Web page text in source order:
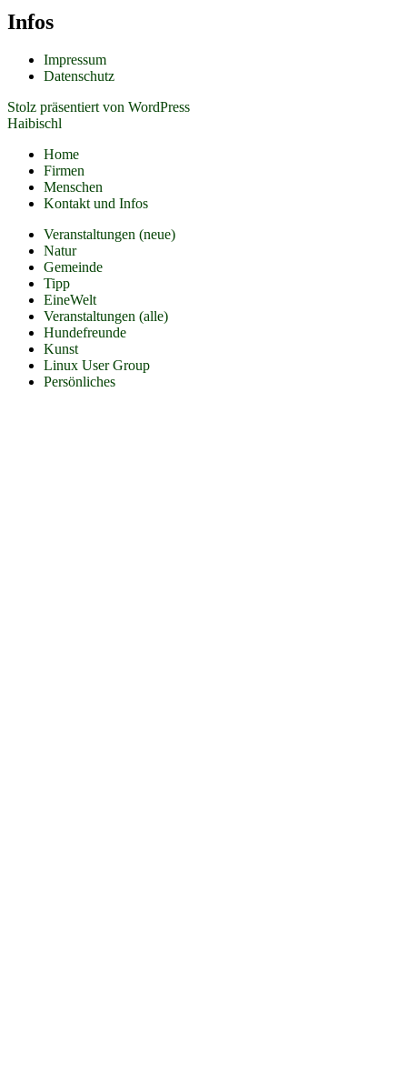
Infos
Impressum
Datenschutz
Stolz präsentiert von WordPress
Haibischl
Home
Firmen
Menschen
Kontakt und Infos
Veranstaltungen (neue)
Natur
Gemeinde
Tipp
EineWelt
Veranstaltungen (alle)
Hundefreunde
Kunst
Linux User Group
Persönliches